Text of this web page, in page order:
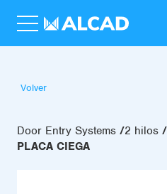
Volver
Door Entry Systems 2 hilos
PLACA CIEGA